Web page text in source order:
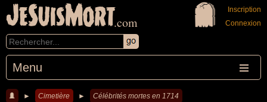
JeSuisMort.com
Menu
Inscription
Connexion
► Cimetière ► Célébrités mortes en 1714